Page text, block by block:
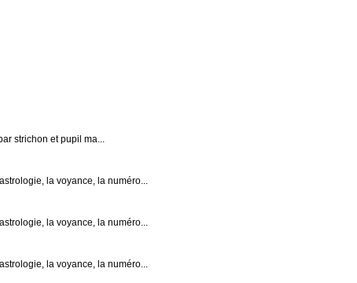
strichon et pupil ma...
la voyance, la numéro...
la voyance, la numéro...
la voyance, la numéro...